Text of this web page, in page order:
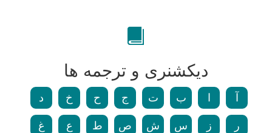
دیکشنری و ترجمه ها
ب ت ج ح خ د
ر ز س ش ص ط ع غ